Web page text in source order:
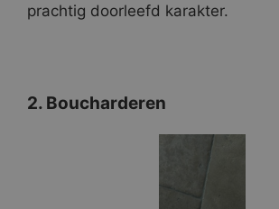
prachtig doorleefd karakter.
2. Boucharderen